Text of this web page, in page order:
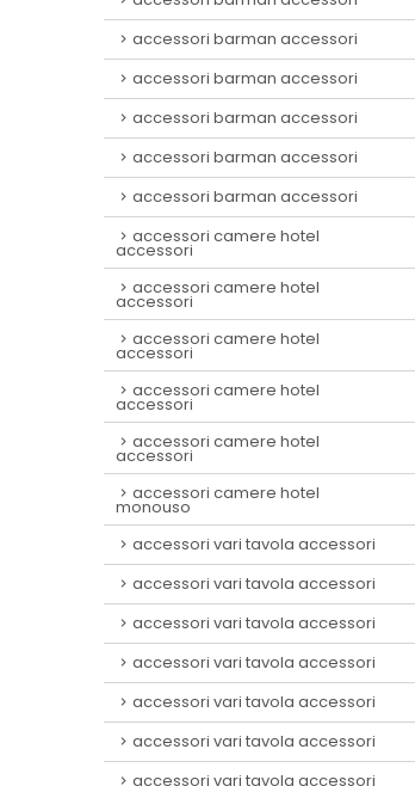
accessori barman accessori
accessori barman accessori
accessori barman accessori
accessori barman accessori
accessori barman accessori
accessori camere hotel
accessori
accessori camere hotel
accessori
accessori camere hotel
accessori
accessori camere hotel
accessori
accessori camere hotel
accessori
accessori camere hotel
monouso
accessori vari tavola accessori
accessori vari tavola accessori
accessori vari tavola accessori
accessori vari tavola accessori
accessori vari tavola accessori
accessori vari tavola accessori
accessori vari tavola accessori